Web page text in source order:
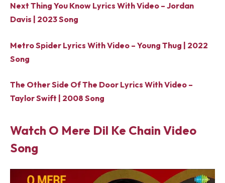
Next Thing You Know Lyrics With Video – Jordan
Davis | 2023 Song
Metro Spider Lyrics With Video – Young Thug | 2022
Song
The Other Side Of The Door Lyrics With Video –
Taylor Swift | 2008 Song
Watch O Mere Dil Ke Chain Video
Song